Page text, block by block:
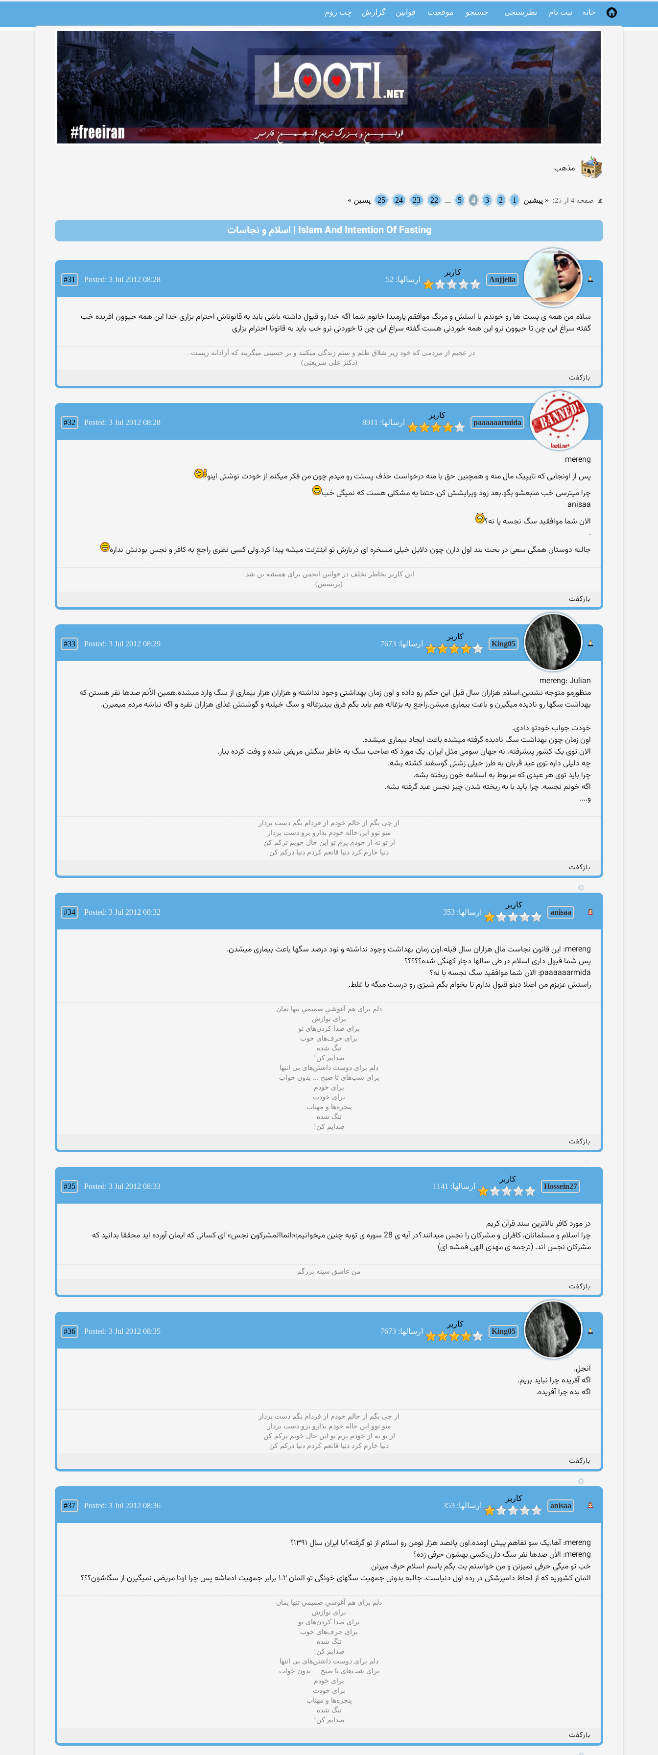
خانه ثبت نام نظرسنجی جستجو موقعیت قوانین گزارش چت روم
مذهب
صفحه 4 از 25 : « پیشین 1
2
3
4
5
...
22
23
24
25 پسین »
Islam And Intention Of Fasting | اسلام و نجاسات
Anjjella
کاربر
ارسالها: 52
#31 Posted: 3 Jul 2012 08:28
سلام من همه ی پست ها رو خوندم با اسلش و مرنگ موافقم پارمیدا خانوم شما اگه خدا رو قبول داشته باشی باید به قانوناش احترام بزاری خدا اين همه حيوون افريده خب
گفته سراغ اين چن تا حيوون نرو اين همه خوردنی هست گفته سراغ اين چن تا خوردنی نرو خب بايد به قانونا احترام بزاری
در عجبم از مردمی که خود زير شلاق ظلم و ستم زندگی ميكنند و بر حسينی میگریند كه آزادانه زيست....
بازگفت
paaaaaarmida
کاربر
ارسالها: 8911
#32 Posted: 3 Jul 2012 08:28
mereng
پس از اونجایی که تایپیک مال منه و همچنین حق با منه درخواست حذف پستت رو میدم چون من فکر میکنم از خودت نوشتی اینو
چرا میترسی خب منبعشو بگو.بعد زود ویرایشش کن.حتما یه مشکلی هست که نمیگی خب
anisaa
الان شما موافقید سگ نجسه یا نه؟
.
جالبه دوستان همگی سعی در بحث بند اول دارن چون دلایل خیلی مسخره ای دربارش تو اینترنت میشه پیدا کرد.ولی کسی نظری راجع به کافر و نجس بودنش نداره
این کاربر بخاطر تخلف در قوانین انجمن برای همیشه بن شد.
(پرنسس)
بازگفت
King05
کاربر
ارسالها: 7673
#33 Posted: 3 Jul 2012 08:29
mereng: Julian
منظورمو متوجه نشدین.اسلام هزاران سال قبل این حکم رو داده و اون زمان بهداشتی وجود نداشته و هزاران هزار بیماری از سگ وارد میشده.همین الأنم صدها نفر هستن که
بهداشت سگها رو نادیده میگیرن و باعث بیماری میشن.راجع به بزغاله هم باید بگم فرق بینبزغاله و سگ خیلیه و گوشتش غذای هزاران نفره و اگه نباشه مردم میمیرن.
خودت جواب خودتو دادی.
اون زمان چون بهداشت سگ نادیده گرفته میشده باعث ایجاد بیماری میشده.
الان توی یک کشور پیشرفته. نه جهان سومی مثل ایران. یک مورد که صاحب سگ به خاطر سگش مریض شده و وفت کرده بیار.
چه دلیلی داره توی عید قربان به طرز خیلی زشتی گوسفند کشته بشه.
چرا باید توی هر عیدی که مربوط به اسلامه خون ریخته بشه.
اگه خونم نجسه. چرا باید با یه ریخته شدن چیز نجس عید گرفته بشه.
و....
از چی بگم از حالم خودم از فردام بگم دست بردار
منو توو این حاله خودم بذارو برو دست بردار
از تو نه از خودم پرم تو این حال خوبم ترکم کن
دنیا خارم کرد دنیا قانعم کردم دنیا درکم کن
بازگفت
anisaa
کاربر
ارسالها: 353
#34 Posted: 3 Jul 2012 08:32
mereng: این قانون نجاست مال هزاران سال قبله.اون زمان بهداشت وجود نداشته و نود درصد سگها باعث بیماری میشدن.
پس شما قبول داری اسلام در طی سالها دچار کهنگی شده؟؟؟؟؟
paaaaaarmida: الان شما موافقید سگ نجسه یا نه؟
راستش عزیزم من اصلا دینو قبول ندارم تا بخوام بگم شیزی رو درست میگه یا غلط.
دلم برای هم آغوشیِ صمیمی‌ِ تنها یمان
برای نوازش
برای صدا کردن‌های تو
برای حرف‌های خوب
تنگ شده
صدایم کن!
دلم برای دوست داشتن‌های بی‌ انتها
برای شب‌های تا صبح ... بدون خواب
برای خودم
برای خودت
پنجره‌ها و مهتاب
تنگ شده
صدایم کن!
بازگفت
Hossein27
کاربر
ارسالها: 1141
#35 Posted: 3 Jul 2012 08:33
در مورد کافر بالاترین سند قرآن کریم
چرا اسلام و مسلمانان، کافران و مشرکان را نجس میدانند؟در آیه ی 28 سوره ی توبه چنین میخوانیم:«انماالمشركون نجس»"ای کسانی که ایمان آورده اید محققا بدانید که
مشرکان نجس اند. (ترجمه ی مهدی الهی قمشه ای)
من عاشق سینه بزرگم
بازگفت
King05
کاربر
ارسالها: 7673
#36 Posted: 3 Jul 2012 08:35
آنجل.
اگه آفریده چرا نباید بریم.
اگه بده چرا آفریده.
از چی بگم از حالم خودم از فردام بگم دست بردار
منو توو این حاله خودم بذارو برو دست بردار
از تو نه از خودم پرم تو این حال خوبم ترکم کن
دنیا خارم کرد دنیا قانعم کردم دنیا درکم کن
بازگفت
anisaa
کاربر
ارسالها: 353
#37 Posted: 3 Jul 2012 08:36
mereng: آها.یک سو تفاهم پیش اومده.اون پانصد هزار تومن رو اسلام از تو گرفته؟یا ایران سال ۱۳۹۱؟
mereng: الأن صدها نفر سگ دارن،کسی بهشون حرفی زده؟
خب تو میگی حرفی نمیزنن و من خواستم بت بگم باسم اسلام حرف میزنن
المان کشوریه که از لحاظ دامپزشکی در رده اول دنیاست. جالبه بدونی جمهیت سگهای خونگی تو المان ۱.۲ برابر جمهیت ادماشه پس چرا اونا مریضی نمیگیرن از سگاشون؟؟؟
دلم برای هم آغوشیِ صمیمی‌ِ تنها یمان
برای نوازش
برای صدا کردن‌های تو
برای حرف‌های خوب
تنگ شده
صدایم کن!
دلم برای دوست داشتن‌های بی‌ انتها
برای شب‌های تا صبح ... بدون خواب
برای خودم
برای خودت
پنجره‌ها و مهتاب
تنگ شده
صدایم کن!
بازگفت